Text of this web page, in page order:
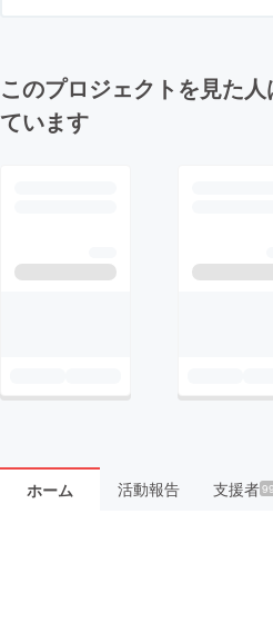
このプロジェクトを見た
ています
ホーム 活動報告 支援者